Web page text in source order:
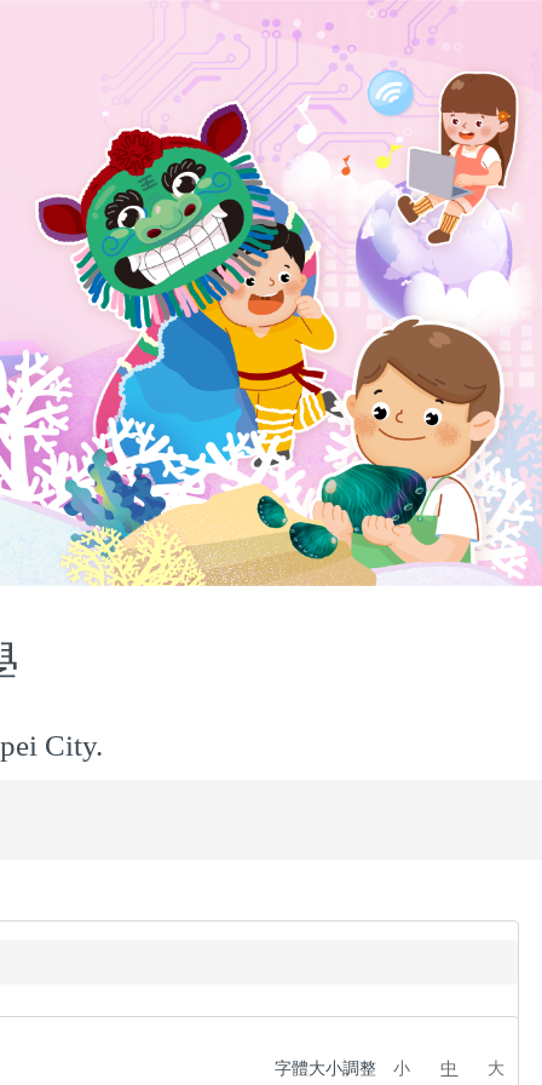
City.
字體大小調整 小 中 大